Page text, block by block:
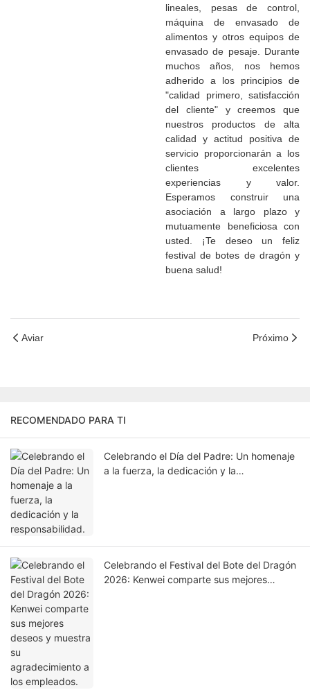
lineales, pesas de control,
máquina de envasado de
alimentos y otros equipos de
envasado de pesaje. Durante
muchos años, nos hemos
adherido a los principios de
"calidad primero, satisfacción
del cliente" y creemos que
nuestros productos de alta
calidad y actitud positiva de
servicio proporcionarán a los
clientes excelentes
experiencias y valor.
Esperamos construir una
asociación a largo plazo y
mutuamente beneficiosa con
usted. ¡Te deseo un feliz
festival de botes de dragón y
buena salud!
Aviar Próximo
RECOMENDADO PARA TI
Celebrando el Día del Padre: Un homenaje
a la fuerza, la dedicación y la
Celebrando el Festival del Bote del Dragón
2026: Kenwei comparte sus mejores